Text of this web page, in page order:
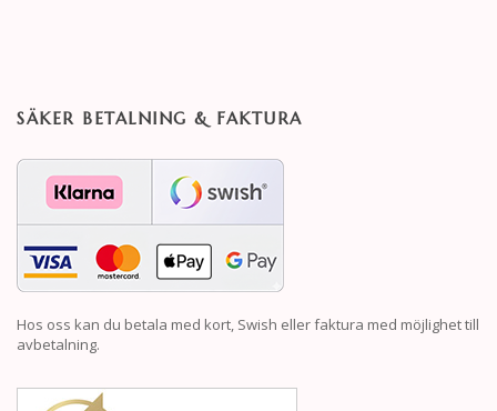
SÄKER BETALNING & FAKTURA
Hos oss kan du betala med kort, Swish eller faktura med möjlighet till
avbetalning.